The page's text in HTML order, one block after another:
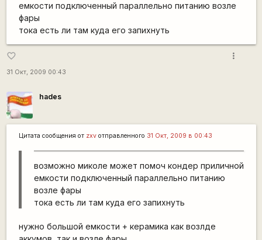
емкости подключенный параллельно питанию возле
фары
тока есть ли там куда его запихнуть
favorite_border
31 Окт, 2009 00:43
more_vert
hades
Цитата сообщения от zxvотправленного 31 Окт, 2009 в 00:43
возможно миколе может помоч кондер приличной
емкости подключенный параллельно питанию
возле фары
тока есть ли там куда его запихнуть
нужно большой емкости + керамика как возлде